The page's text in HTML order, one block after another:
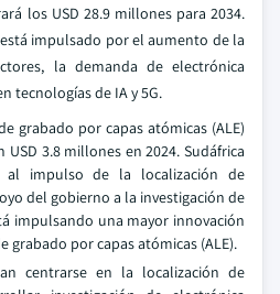
los USD 28.9 millones para 2034.
impulsado por el aumento de la
la demanda de electrónica
tecnologías de IA y 5G.
grabado por capas atómicas (ALE)
USD 3.8 millones en 2024. Sudáfrica
al impulso de la localización de
del gobierno a la investigación de
impulsando una mayor innovación
grabado por capas atómicas (ALE).
centrarse en la localización de